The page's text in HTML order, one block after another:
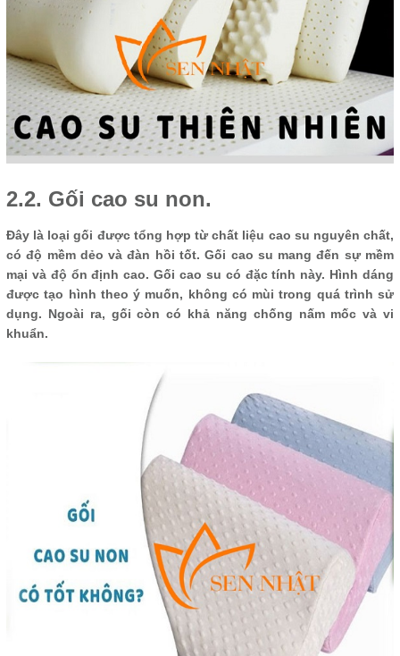
2.2. Gối cao su non.
Đây là loại gối được tổng hợp từ chất liệu cao su nguyên chất,
có độ mềm dẻo và đàn hồi tốt. Gối cao su mang đến sự mềm
mại và độ ổn định cao. Gối cao su có đặc tính này. Hình dáng
được tạo hình theo ý muốn, không có mùi trong quá trình sử
dụng. Ngoài ra, gối còn có khả năng chống nấm mốc và vi
khuẩn.